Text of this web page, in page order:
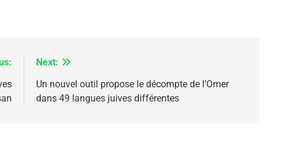
Next:
Un nouvel outil propose le décompte de l’Omer
dans 49 langues juives différentes
– Jacques Hadida